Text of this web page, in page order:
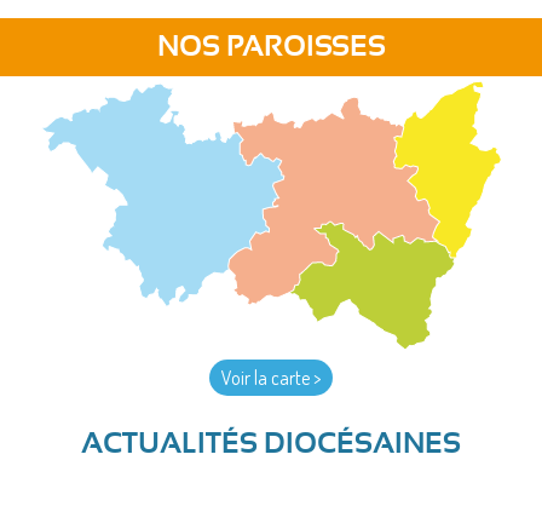
NOS PAROISSES
Voir la carte >
ACTUALITÉS DIOCÉSAINES